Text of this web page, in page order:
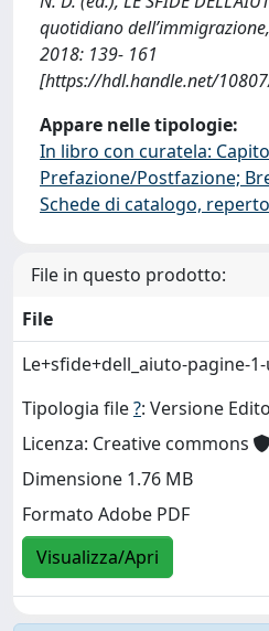
quotidiano
2018: 139- 161
[https://hdl.handle.net/
Appare nelle tipologie:
In libro con curatela:
Prefazione/Postfazione;
Schede di catalogo,
File in questo prodotto:
File
Le+sfide+dell_aiuto-pagine-
Tipologia file?: Versione
Licenza: Creative commons
Dimensione 1.76 MB
Formato Adobe PDF
Visualizza/Apri